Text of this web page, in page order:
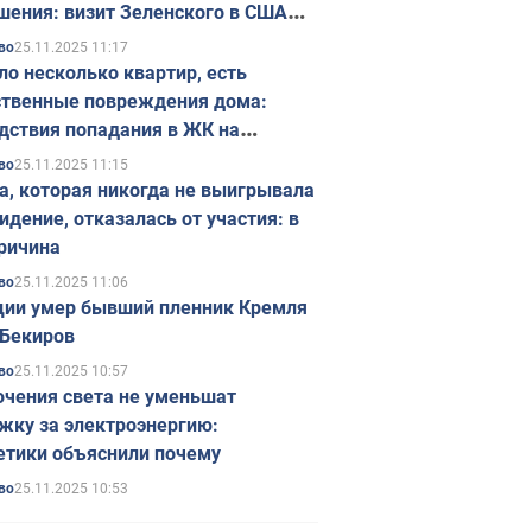
визит Зеленского в США
в ноябре
25.11.2025 11:17
несколько квартир, есть
повреждения дома:
попадания в ЖК на
в Киеве. Фото
25.11.2025 11:15
которая никогда не выигрывала
отказалась от участия: в
25.11.2025 11:06
умер бывший пленник Кремля
25.11.2025 10:57
света не уменьшат
за электроэнергию:
объяснили почему
25.11.2025 10:53